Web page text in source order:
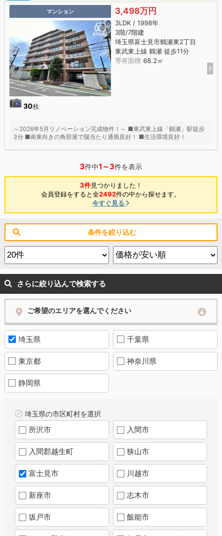
マンション
30枚
3,498万円
3LDK / 1998年
3階/7階建
埼玉県富士見市鶴瀬東2丁目
東武東上線 鶴瀬 徒歩11分
専有面積 68.2㎡
～2026年5月リノベーション完成物件！～ ■東武東上線「鶴瀬」駅徒歩
3分 ■南東向きの角部屋で陽当たり通風良好！ ■生活環境良好！
3件中1～3件を表示
3件見つかりました！
会員登録をすると全2492件の中から探せます。
今すぐ見る
条件を絞り込む
さらに絞り込んで検索する
ご希望のエリアを選んでください
埼玉県 千葉県
東京都 神奈川県
静岡県
埼玉県の市区町村を選択
所沢市 入間市
入間郡越生町 狭山市
富士見市 川越市
新座市 志木市
坂戸市 飯能市